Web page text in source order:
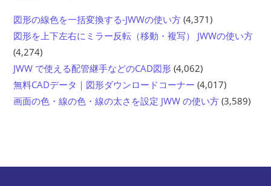
図形の線色を一括変換する-JWWの使い方 (4,371)
図形を上下左右にミラー反転（移動・複写） JWWの使い方
(4,274)
JWW で使える配管継手などのCAD図形 (4,062)
無料CADデータ｜図形ダウンロードコーナー (4,017)
画面の色・線の色・線の太さを設定 JWW の使い方 (3,589)